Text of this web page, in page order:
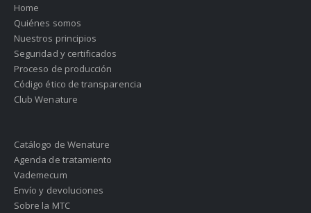
Home
Quiénes somos
Nuestros principios
Seguridad y certificados
Proceso de producción
Código ético de transparencia
Club Wenature
Catálogo de Wenature
Agenda de tratamiento
Vademecum
Envío y devoluciones
Sobre la MTC